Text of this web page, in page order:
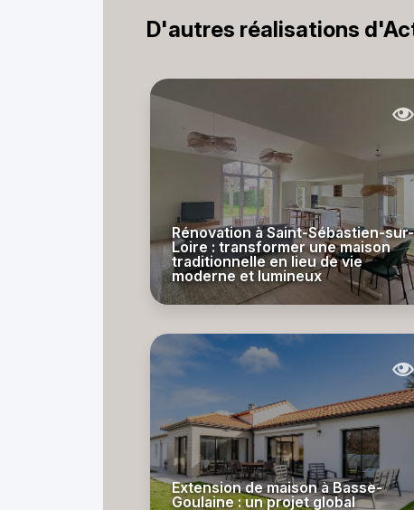
D'autres réalisations
Rénovation à Saint-Sébastien-sur-
Loire : transformer une maison
traditionnelle en lieu de vie
moderne et lumineux
Extension de maison à Basse-
Goulaine : un projet global